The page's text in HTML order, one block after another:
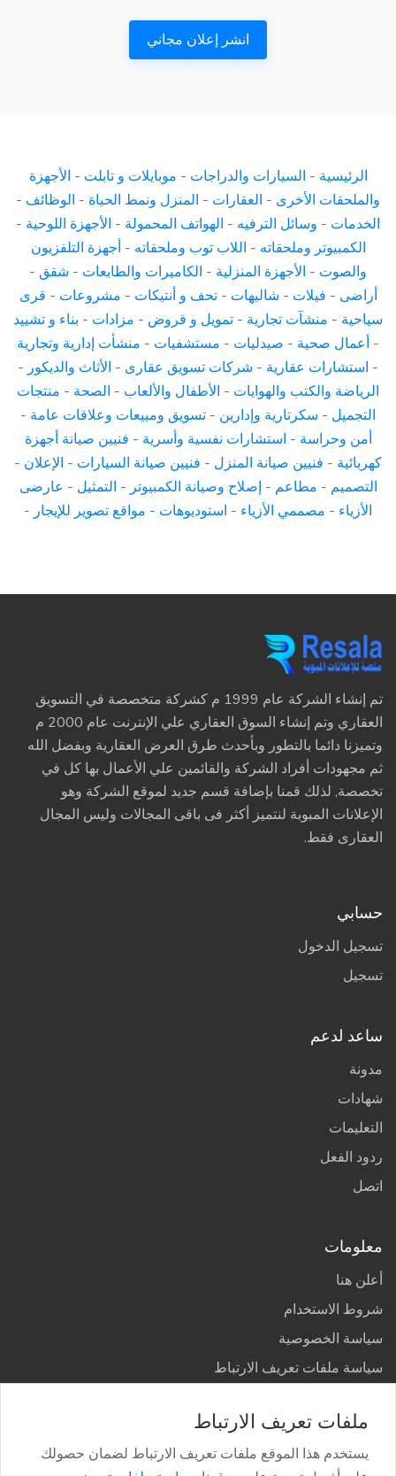
انشر إعلان مجاني
الرئيسية - السيارات والدراجات - موبايلات و تابلت - الأجهزة
والملحقات الأخرى - العقارات - المنزل ونمط الحياة - الوظائف -
الخدمات - وسائل الترفيه - الهواتف المحمولة - الأجهزة اللوحية -
الكمبيوتر وملحقاته - اللاب توب وملحقاته -أجهزة التلفزيون
والصوت - الأجهزة المنزلية - الكاميرات والطابعات - شقق -
أراضى - فيلات - شاليهات -تحف و أنتيكات - مشروعات - قرى
سياحية - منشآت تجارية - تمويل و قروض - مزادات - بناء و تشييد
- أعمال صحية - صيدليات - مستشفيات - منشأت إدارية وتجارية
- استشارات عقارية - شركات تسويق عقارى - الأثاث والديكور -
الرياضة والكتب والهوايات - الأطفال والألعاب - الصحة - منتجات
التجميل - سكرتارية وإدارين - تسويق ومبيعات وعلاقات عامة -
أمن وحراسة - استشارات نفسية وأسرية - فنيين صيانة أجهزة
كهربائية - فنيين صيانة المنزل - فنيين صيانة السيارات - الإعلان -
التصميم - مطاعم -إصلاح وصيانة الكمبيوتر - التمثيل - عارضى
الأزياء - مصممي الأزياء - استوديوهات - مواقع تصوير للإيجار -
تم إنشاء الشركة عام 1999 م كشركة متخصصة في التسويق
العقاري وتم إنشاء السوق العقاري علي الإنترنت عام 2000 م
وتميزنا دائما بالتطور وبأحدث طرق العرض العقارية وبفضل الله
ثم مجهودات أفراد الشركة والقائمين علي الأعمال بها كل في
تخصصة, لذلك قمنا بإضافة قسم جديد لموقع الشركة وهو
الإعلانات المبوبة لنتميز أكثر فى باقى المجالات وليس المجال
العقارى فقط.
حسابي
تسجيل الدخول
تسجيل
ساعد لدعم
مدونة
شهادات
التعليمات
ردود الفعل
اتصل
معلومات
أعلن هنا
شروط الاستخدام
سياسة الخصوصية
سياسة ملفات تعريف الارتباط
خريطة الموقع
ملفات تعريف الارتباط
يستخدم هذا الموقع ملفات تعريف الارتباط لضمان حصولك